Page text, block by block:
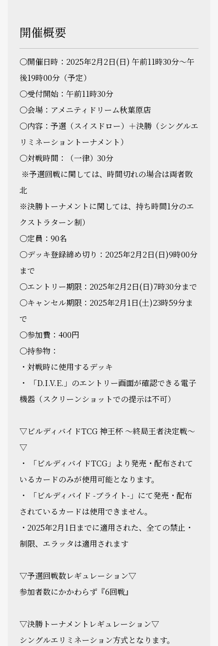
開催概要
〇開催日時：2025年2月2日(日) 午前11時30分～午
後19時00分（予定）
〇受付開始：午前11時30分
〇会場：アメニティドリーム秋葉原店
〇内容：予選（スイスドロー）＋決勝（シングルエ
リミネーショントーナメント）
〇対戦時間：（一律）30分
※予選回戦に関しては、時間切れの場合は両者敗
北
※決勝トーナメントに関しては、持ち時間1分のエ
クストラターン制）
〇定員：90名
〇デッキ登録締め切り：2025年2月2日(日)9時00分
まで
〇エントリー期限：2025年2月2日(日)7時30分まで
〇キャンセル期限：2025年2月1日(土)23時59分ま
で
〇参加費：400円
〇持参物：
・対戦時に使用するデッキ
・ 「D.I.V.E.」のエントリー画面が確認できる電子
機器（スクリーンショットでの提示は不可）
▽ビルディバイドTCG 神王杯 ～終局王者決定戦～
▽
・ 「ビルディバイドTCG」より発売・配布されて
いるカードのみが使用可能となります。
・ 「ビルディバイド -ブライト-」にて発売・配布
されているカードは使用できません。
・2025年2月1日までに適用された、全ての禁止・
制限、エラッタは適用されます
▽予選回戦数レギュレーション▽
参加者数にかかわらず『6回戦』
▽決勝トーナメントレギュレーション▽
シングルエリミネーション方式となります。